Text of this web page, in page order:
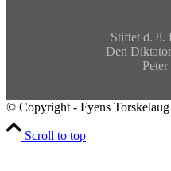
Stiftet d. 8.
Den
© Copyright - Fyens Torskelaug
Scroll to top